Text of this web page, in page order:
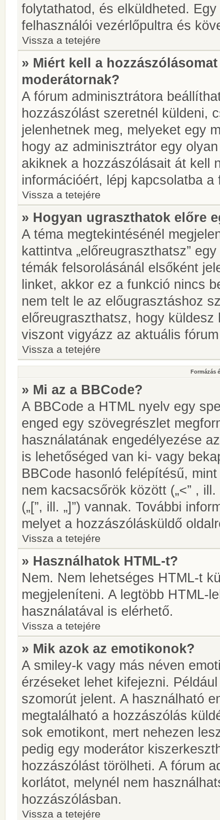
folytathatod, és elküldheted.
felhasználói vezérlőpultra és
Vissza a tetejére
» Miért kell a
moderátornak?
A fórum adminisztrátora
hozzászólást szeretnél küldeni,
jelenhetnek meg, melyeket egy
hogy az adminisztrátor egy
akiknek a hozzászólásait át kell
információért, lépj kapcsolatba
Vissza a tetejére
» Hogyan ugraszthatok előre
A téma megtekintésénél
kattintva „előreugraszthatsz”
témák felsorolásánál elsőként
linket, akkor ez a funkció nincs
nem telt le az előugrasztáshoz
előreugraszthatsz, hogy
viszont vigyázz az aktuális
Vissza a tetejére
Formázás
» Mi az a BBCode?
A BBCode a HTML nyelv egy
enged egy szövegrészlet
használatának engedélyezése
is lehetőséged van ki- vagy
BBCode hasonló felépítésű,
nem kacsacsőrök között („<” ,
(„[”, ill. „]”) vannak. További
melyet a hozzászólásküldő
Vissza a tetejére
» Használhatok HTML-t?
Nem. Nem lehetséges HTML-t
megjeleníteni. A legtöbb HTML-
használatával is elérhető.
Vissza a tetejére
» Mik azok az emotikonok?
A smiley-k vagy más néven
érzéseket lehet kifejezni.
szomorút jelent. A használható
megtalálható a hozzászólás
sok emotikont, mert nehezen
pedig egy moderátor
hozzászólást törölheti. A fórum
korlátot, melynél nem
hozzászólásban.
Vissza a tetejére